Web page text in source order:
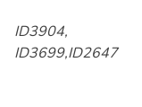
ID3904,
ID3699,ID2647